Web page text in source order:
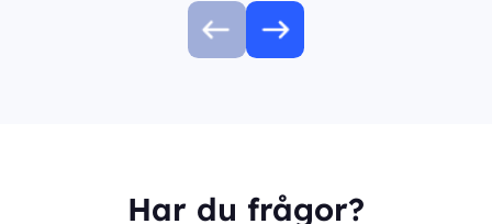
Har du frågor?